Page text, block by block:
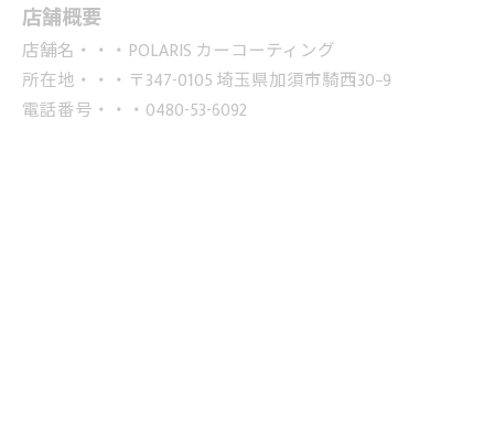
店舗概要
店舗名・・・POLARIS カーコーティング
所在地・・・〒347-0105 埼玉県加須市騎西30−9
電話番号・・・0480-53-6092